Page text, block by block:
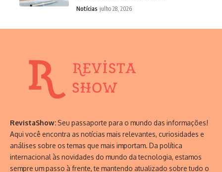
Notícias julho 28, 2026
RevistaShow: Seu passaporte para o mundo das informações!
Aqui você encontra as notícias mais relevantes, curiosidades e
análises sobre os temas que mais importam. Da política
internacional às novidades do mundo da tecnologia, estamos
sempre um passo à frente, te mantendo atualizado sobre tudo o